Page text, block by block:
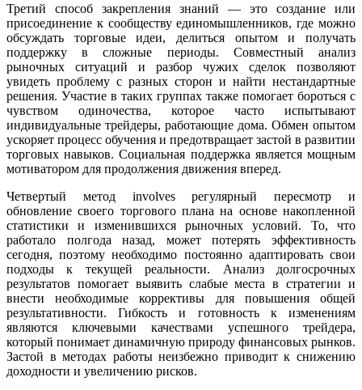
Третий способ закрепления знаний — это создание или
присоединение к сообществу единомышленников, где можно
обсуждать торговые идеи, делиться опытом и получать
поддержку в сложные периоды. Совместный анализ
рыночных ситуаций и разбор чужих сделок позволяют
увидеть проблему с разных сторон и найти нестандартные
решения. Участие в таких группах также помогает бороться с
чувством одиночества, которое часто испытывают
индивидуальные трейдеры, работающие дома. Обмен опытом
ускоряет процесс обучения и предотвращает застой в развитии
торговых навыков. Социальная поддержка является мощным
мотиватором для продолжения движения вперед.
Четвертый метод involves регулярный пересмотр и
обновление своего торгового плана на основе накопленной
статистики и изменившихся рыночных условий. То, что
работало полгода назад, может потерять эффективность
сегодня, поэтому необходимо постоянно адаптировать свои
подходы к текущей реальности. Анализ долгосрочных
результатов помогает выявить слабые места в стратегии и
внести необходимые коррективы для повышения общей
результативности. Гибкость и готовность к изменениям
являются ключевыми качествами успешного трейдера,
который понимает динамичную природу финансовых рынков.
Застой в методах работы неизбежно приводит к снижению
доходности и увеличению рисков.